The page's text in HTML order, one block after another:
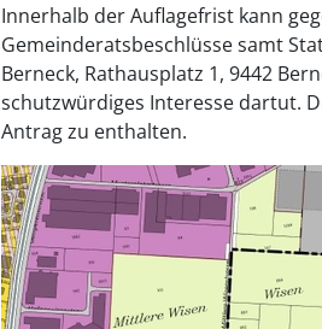
Innerhalb der Auflagefrist kann
Gemeinderatsbeschlüsse samt
Berneck, Rathausplatz 1, 9442
schutzwürdiges Interesse dartut.
Antrag zu enthalten.